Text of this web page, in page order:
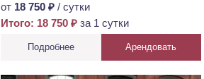
от 18 750 ₽ / сутки
Итого: 18 750 ₽ за 1 сутки
Подробнее Арендовать